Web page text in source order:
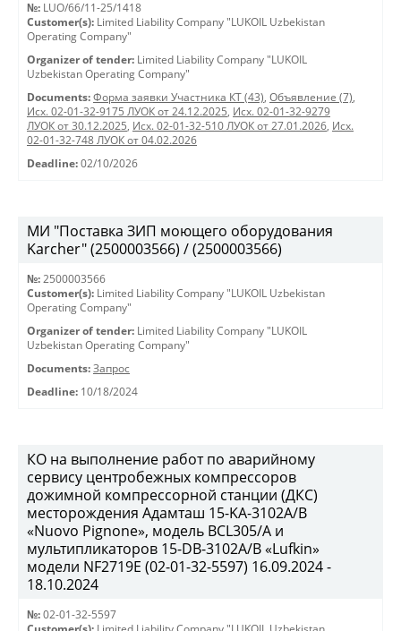
№: LUO/66/11-25/1418
Customer(s): Limited Liability Company "LUKOIL Uzbekistan
Operating Company"
Organizer of tender: Limited Liability Company "LUKOIL
Uzbekistan Operating Company"
Documents: Форма заявки Участника КТ (43), Объявление (7),
Исх. 02-01-32-9175 ЛУОК от 24.12.2025, Исх. 02-01-32-9279
ЛУОК от 30.12.2025, Исх. 02-01-32-510 ЛУОК от 27.01.2026, Исх.
02-01-32-748 ЛУОК от 04.02.2026
Deadline: 02/10/2026
МИ "Поставка ЗИП моющего оборудования
Karcher" (2500003566) / (2500003566)
№: 2500003566
Customer(s): Limited Liability Company "LUKOIL Uzbekistan
Operating Company"
Organizer of tender: Limited Liability Company "LUKOIL
Uzbekistan Operating Company"
Documents: Запрос
Deadline: 10/18/2024
КО на выполнение работ по аварийному
сервису центробежных компрессоров
дожимной компрессорной станции (ДКС)
месторождения Адамташ 15-KA-3102А/В
«Nuovo Pignone», модель BCL305/A и
мультипликаторов 15-DB-3102A/B «Lufkin»
модели NF2719Е (02-01-32-5597) 16.09.2024 -
18.10.2024
№: 02-01-32-5597